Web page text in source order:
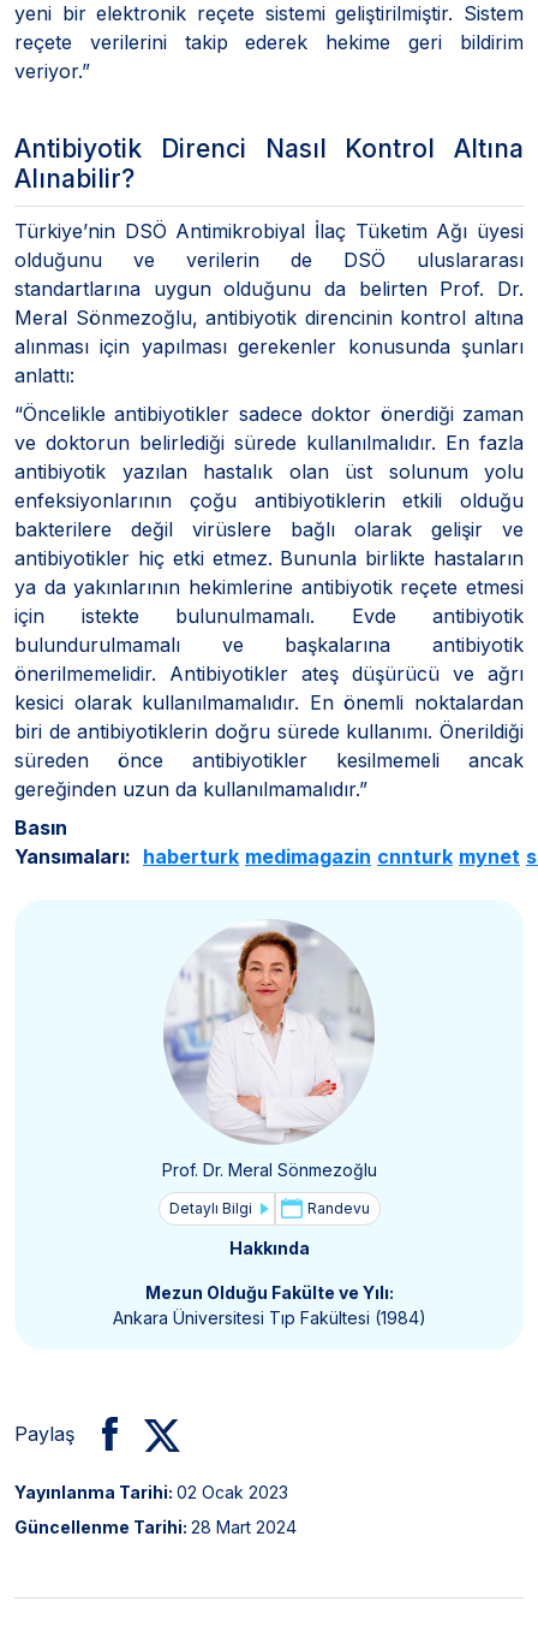
yeni bir elektronik reçete sistemi geliştirilmiştir. Sistem
reçete verilerini takip ederek hekime geri bildirim
veriyor.”
Antibiyotik Direnci Nasıl Kontrol Altına
Alınabilir?
Türkiye’nin DSÖ Antimikrobiyal İlaç Tüketim Ağı üyesi
olduğunu ve verilerin de DSÖ uluslararası
standartlarına uygun olduğunu da belirten Prof. Dr.
Meral Sönmezoğlu, antibiyotik direncinin kontrol altına
alınması için yapılması gerekenler konusunda şunları
anlattı:
“Öncelikle antibiyotikler sadece doktor önerdiği zaman
ve doktorun belirlediği sürede kullanılmalıdır. En fazla
antibiyotik yazılan hastalık olan üst solunum yolu
enfeksiyonlarının çoğu antibiyotiklerin etkili olduğu
bakterilere değil virüslere bağlı olarak gelişir ve
antibiyotikler hiç etki etmez. Bununla birlikte hastaların
ya da yakınlarının hekimlerine antibiyotik reçete etmesi
için istekte bulunulmamalı. Evde antibiyotik
bulundurulmamalı ve başkalarına antibiyotik
önerilmemelidir. Antibiyotikler ateş düşürücü ve ağrı
kesici olarak kullanılmamalıdır. En önemli noktalardan
biri de antibiyotiklerin doğru sürede kullanımı. Önerildiği
süreden önce antibiyotikler kesilmemeli ancak
gereğinden uzun da kullanılmamalıdır.”
Basın
Yansımaları: haberturk medimagazin cnnturk mynet
Prof. Dr. Meral Sönmezoğlu
Detaylı Bilgi Randevu
Hakkında
Mezun Olduğu Fakülte ve Yılı:
Ankara Üniversitesi Tıp Fakültesi (1984)
Paylaş
Yayınlanma Tarihi: 02 Ocak 2023
Güncellenme Tarihi: 28 Mart 2024